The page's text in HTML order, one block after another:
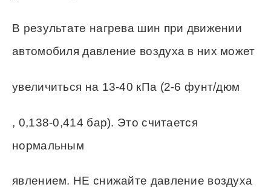
В результате нагрева шин при движении
автомобиля давление воздуха в них может
увеличиться на 13-40 кПа (2-6 фунт/дюм
, 0,138-0,414 бар). Это считается
нормальным
явлением. НЕ снижайте давление воздуха